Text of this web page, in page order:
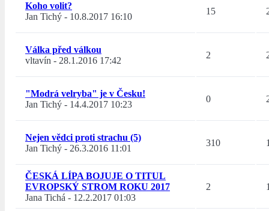
Koho volit?
Jan Tichý - 10.8.2017 16:10
15
Válka před válkou
vltavín - 28.1.2016 17:42
2
"Modrá velryba" je v Česku!
Jan Tichý - 14.4.2017 10:23
0
Nejen vědci proti strachu (5)
Jan Tichý - 26.3.2016 11:01
310
ČESKÁ LÍPA BOJUJE O TITUL
EVROPSKÝ STROM ROKU 2017
Jana Tichá - 12.2.2017 01:03
2